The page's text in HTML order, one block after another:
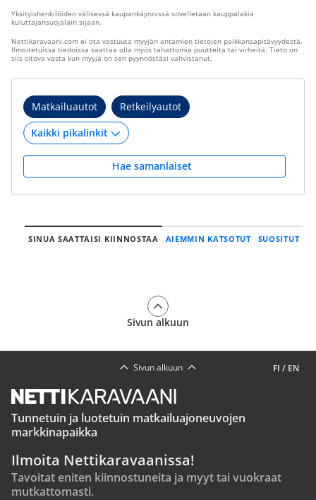
Yksityishenkilöiden välisessä kaupankäynnissä sovelletaan kauppalakia
kuluttajansuojalain sijaan.
Nettikaravaani.com ei ota vastuuta myyjän antamien tietojen paikkansapitävyydestä.
Ilmoitetuissa tiedoissa saattaa olla myös tahattomia puutteita tai virheitä. Tieto on
siis sitova vasta kun myyjä on sen pyynnöstäsi vahvistanut.
Matkailuautot Retkeilyautot
Hae samanlaiset
SINUA SAATTAISI KIINNOSTAA AIEMMIN KATSOTUT SUOSITUT
Sivun alkuun
FI / EN
Sivun alkuun
Tunnetuin ja luotetuin matkailuajoneuvojen
markkinapaikka
Ilmoita Nettikaravaanissa!
Tavoitat eniten kiinnostuneita ja myyt tai vuokraat
mutkattomasti.